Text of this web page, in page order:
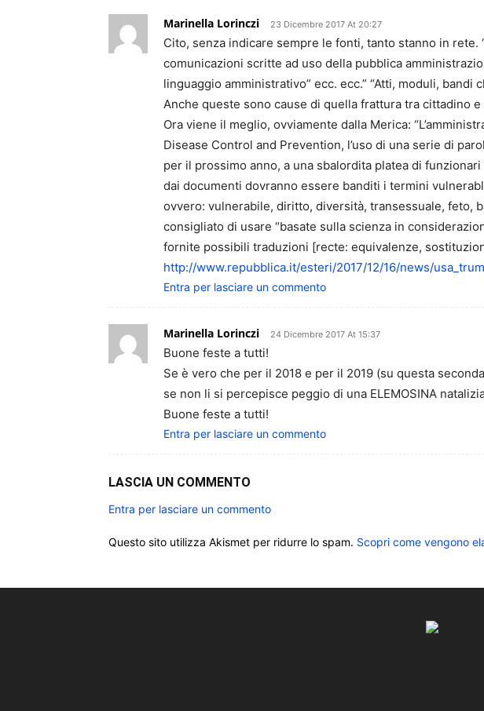
Marinella Lorinczi 23 Dicembre 2017 At 20:27
Cito, senza indicare sempre le fonti, tanto stanno in
comunicazioni scritte ad uso della pubblica
linguaggio amministrativo” ecc. ecc.” “Atti, moduli,
Anche queste sono cause di quella frattura tra cittadino
Ora viene il meglio, ovviamente dalla Merica:
Disease Control and Prevention, l’uso di una serie di
per il prossimo anno, a una sbalordita platea di
dai documenti dovranno essere banditi i termini
ovvero: vulnerabile, diritto, diversità, transessuale, feto,
consigliato di usare “basate sulla scienza in
fornite possibili traduzioni [recte: equivalenze,
http://www.repubblica.it/esteri/2017/12/16/news/
Entra per lasciare un commento
Marinella Lorinczi 24 Dicembre 2017 At 15:37
Buone feste a tutti!
Se è vero che per il 2018 e per il 2019 (su questa
se non li si percepisce peggio di una ELEMOSINA
Buone feste a tutti!
Entra per lasciare un commento
LASCIA UN COMMENTO
Entra per lasciare un commento
Questo sito utilizza Akismet per ridurre lo spam. Scopri come vengono